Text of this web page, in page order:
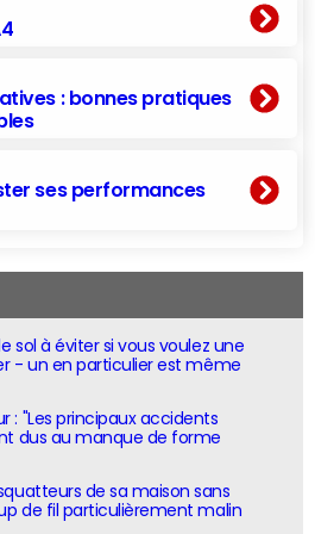
: bonnes pratiques
ses performances
sol à éviter si vous voulez une
- un en particulier est même
: "Les principaux accidents
dus au manque de forme
de sa maison sans
de fil particulièrement malin